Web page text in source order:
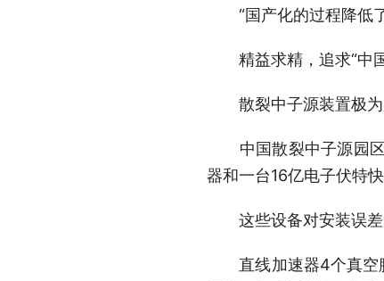
“国产化的过程降低了
精益求精，追求“中
散裂中子源装置极为
中国散裂中子源园区
器和一台16亿电子伏特
这些设备对安装误差
直线加速器4个真空腔